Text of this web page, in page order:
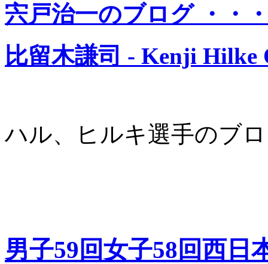
宍戸治一のブログ ・・
比留木謙司 - Kenji Hilke
ハル、ヒルキ選手のブ
男子59回女子58回西日